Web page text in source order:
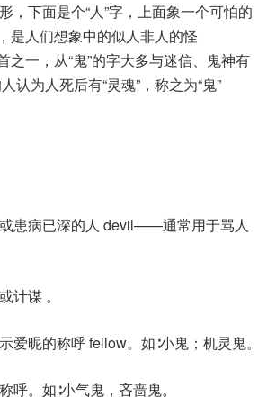
，下面是个“人”字，上面象一个可怕的
是人们想象中的似人非人的怪
之一，从“鬼”的字大多与迷信、鬼神有
认为人死后有“灵魂”，称之为“鬼”
患病已深的人 devil——通常用于骂人
计谋 。
爱昵的称呼 fellow。如∶小鬼；机灵鬼。
呼。如∶小气鬼，吝啬鬼。